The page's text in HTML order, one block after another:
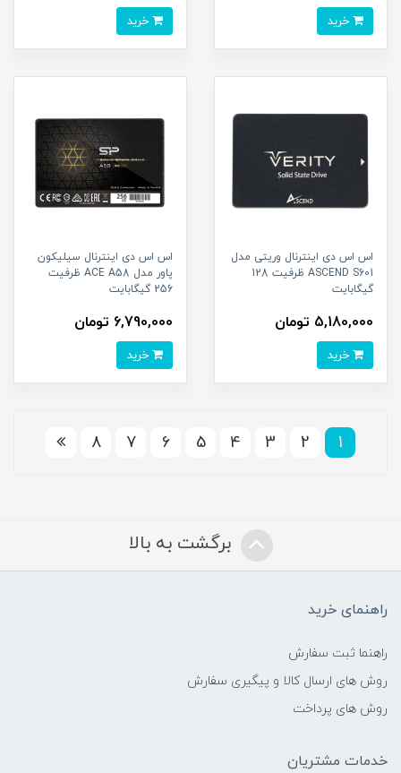
اس اس دی اینترنال وریتی مدل
ASCEND S601 ظرفیت 128
گیگابایت
5,180,000 تومان
اس اس دی اینترنال سیلیکون
پاور مدل ACE A58 ظرفیت
256 گیگابایت
6,790,000 تومان
1
2
3
4
5
6
7
8
برگشت به بالا
راهنمای خرید
راهنما ثبت سفارش
روش های ارسال کالا و پیگیری سفارش
روش های پرداخت
خدمات مشتریان